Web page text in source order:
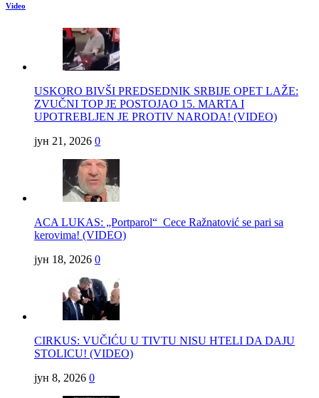
Video
USKORO BIVŠI PREDSEDNIK SRBIJE OPET LAŽE:
ZVUČNI TOP JE POSTOJAO 15. MARTA I
UPOTREBLJEN JE PROTIV NARODA! (VIDEO)
јун 21, 2026 0
ACA LUKAS: „Portparol“ Cece Ražnatović se pari sa
kerovima! (VIDEO)
јун 18, 2026 0
CIRKUS: VUČIĆU U TIVTU NISU HTELI DA DAJU
STOLICU! (VIDEO)
јун 8, 2026 0